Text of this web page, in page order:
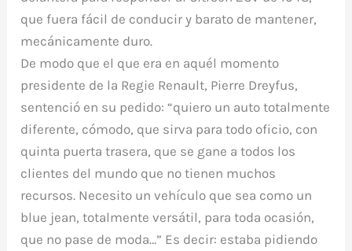
que fuera fácil de conducir y barato de mantener,
mecánicamente duro.
De modo que el que era en aquél momento
presidente de la Regie Renault, Pierre Dreyfus,
sentenció en su pedido: “quiero un auto totalmente
diferente, cómodo, que sirva para todo oficio, con
quinta puerta trasera, que se gane a todos los
clientes del mundo que no tienen muchos
recursos. Necesito un vehículo que sea como un
blue jean, totalmente versátil, para toda ocasión,
que no pase de moda…” Es decir: estaba pidiendo